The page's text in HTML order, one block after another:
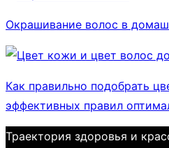
Окрашивание волос в
Как правильно подобрать
эффективных правил
Траектория здоровья и